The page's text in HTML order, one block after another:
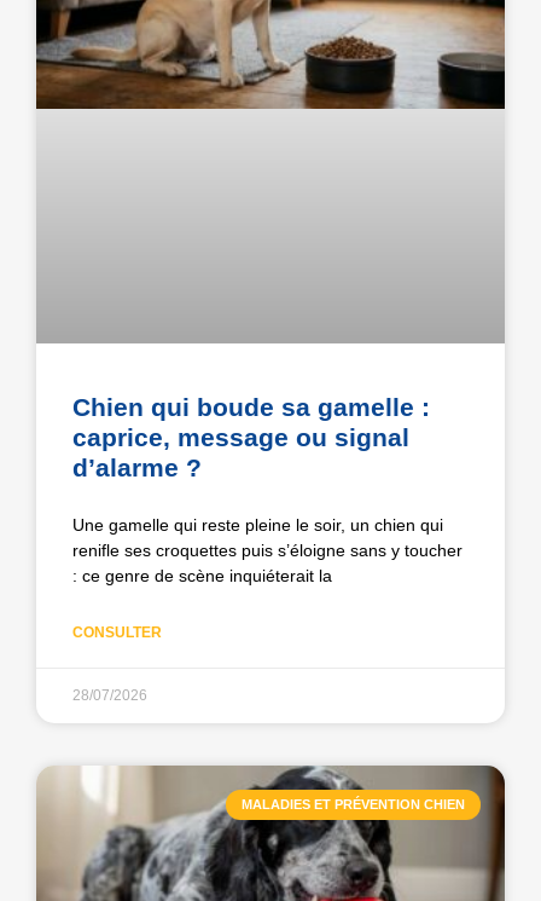
Chien qui boude sa gamelle :
caprice, message ou signal
d’alarme ?
Une gamelle qui reste pleine le soir, un chien qui
renifle ses croquettes puis s’éloigne sans y toucher
: ce genre de scène inquiéterait la
CONSULTER
28/07/2026
MALADIES ET PRÉVENTION CHIEN